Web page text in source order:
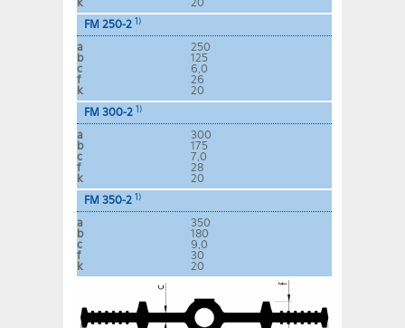
k
20
FM 250-2 1)
a
250
b
125
c
6,0
f
26
k
20
FM 300-2 1)
a
300
b
175
c
7,0
f
28
k
20
FM 350-2 1)
a
350
b
180
c
9,0
f
30
k
20